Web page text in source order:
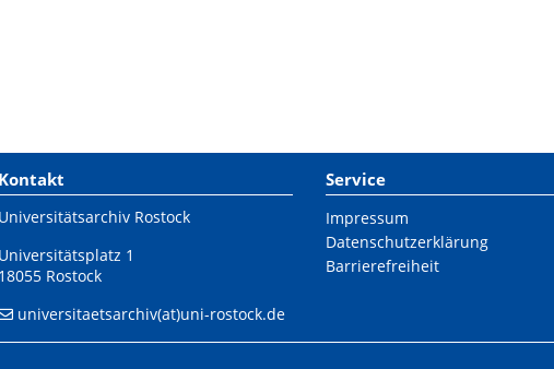
Kontakt
Universitätsarchiv Rostock
Universitätsplatz 1
18055 Rostock
universitaetsarchiv(at)uni-rostock.de
Service
Impressum
Datenschutzerklärung
Barrierefreiheit